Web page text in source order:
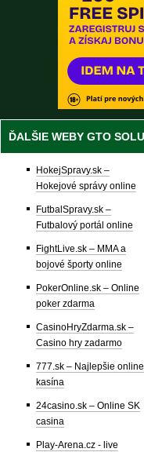
ĎALŠIE WEBY GTO
HokejSpravy.sk –
Hokejové správy online
FutbalSpravy.sk –
Futbalový portál online
FightLive.sk – MMA a
bojové športy online
PokerOnline.sk – Online
poker zdarma
CasinoHryZdarma.sk –
Casino hry zadarmo
777.sk – Najlepšie online
kasína
24casino.sk – Online SK
casina
Play-Arena.cz - live